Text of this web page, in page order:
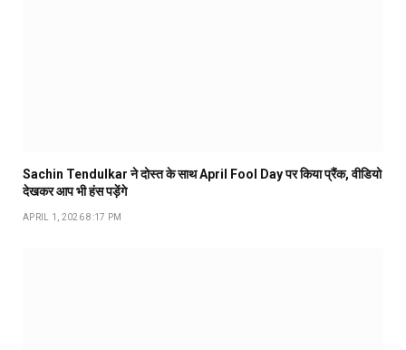
Sachin Tendulkar ने दोस्त के साथ April Fool Day पर किया प्रैंक, वीडियो
देखकर आप भी हंस पड़ेंगे
APRIL 1, 2026 8:17 PM